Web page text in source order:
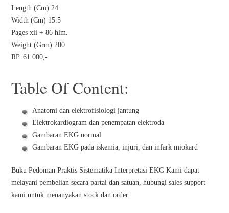
Length (Cm) 24
Width (Cm) 15.5
Pages xii + 86 hlm.
Weight (Grm) 200
RP. 61.000,-
Table Of Content:
Anatomi dan elektrofisiologi jantung
Elektrokardiogram dan penempatan elektroda
Gambaran EKG normal
Gambaran EKG pada iskemia, injuri, dan infark miokard
Buku Pedoman Praktis Sistematika Interpretasi EKG Kami dapat
melayani pembelian secara partai dan satuan, hubungi sales support
kami untuk menanyakan stock dan order.